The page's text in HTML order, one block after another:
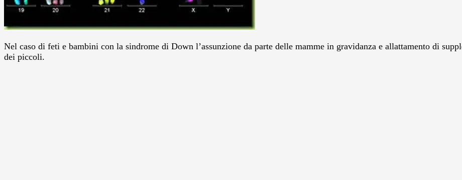
Nel caso di feti e bambini con la sindrome di Down l’assunzione da parte delle mamme in gravidanza e allattamento di
dei piccoli.